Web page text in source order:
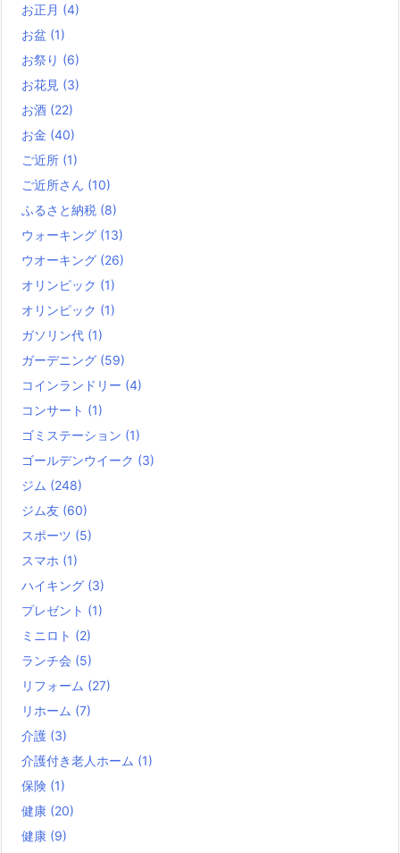
お正月 (4)
お盆 (1)
お祭り (6)
お花見 (3)
お酒 (22)
お金 (40)
ご近所 (1)
ご近所さん (10)
ふるさと納税 (8)
ウォーキング (13)
ウオーキング (26)
オリンピック (1)
オリンピック (1)
ガソリン代 (1)
ガーデニング (59)
コインランドリー (4)
コンサート (1)
ゴミステーション (1)
ゴールデンウイーク (3)
ジム (248)
ジム友 (60)
スポーツ (5)
スマホ (1)
ハイキング (3)
プレゼント (1)
ミニロト (2)
ランチ会 (5)
リフォーム (27)
リホーム (7)
介護 (3)
介護付き老人ホーム (1)
保険 (1)
健康 (20)
健康 (9)